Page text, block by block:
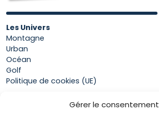
Gérer le consentement
Les Univers
Montagne
Urban
Océan
Golf
Politique de cookies (UE)